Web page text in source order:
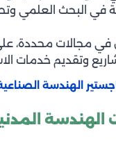
في البحث العلمي
مجالات محددة،
وتقديم خدمات
الهندسة